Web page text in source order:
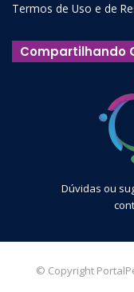
Termos de Uso e de
Compartilhando
Dúvidas ou
© Copyright